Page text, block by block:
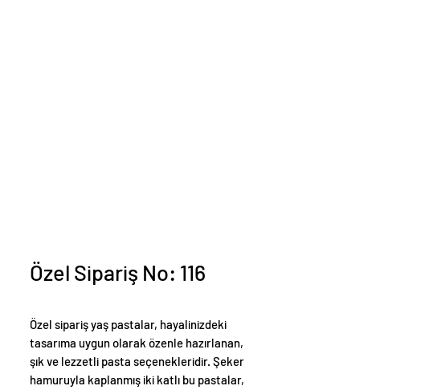
Özel Sipariş No: 116
Özel sipariş yaş pastalar, hayalinizdeki
tasarıma uygun olarak özenle hazırlanan,
şık ve lezzetli pasta seçenekleridir. Şeker
hamuruyla kaplanmış iki katlı bu pastalar,